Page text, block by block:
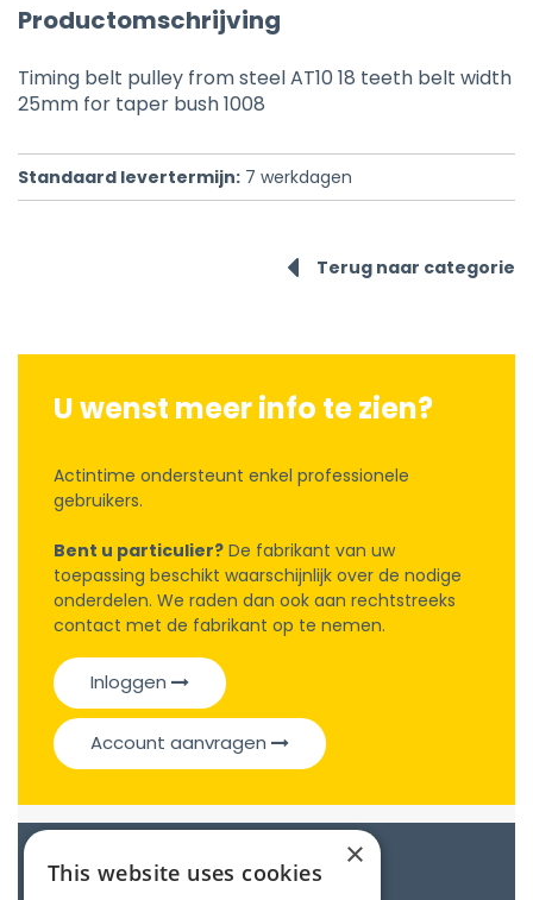
Productomschrijving
Timing belt pulley from steel AT10 18 teeth belt width
25mm for taper bush 1008
Standaard levertermijn: 7 werkdagen
Terug naar categorie
U wenst meer info te zien?
Actintime ondersteunt enkel professionele
gebruikers.
Bent u particulier? De fabrikant van uw
toepassing beschikt waarschijnlijk over de nodige
onderdelen. We raden dan ook aan rechtstreeks
contact met de fabrikant op te nemen.
Inloggen
Account aanvragen
Catalogue
×
This website uses cookies